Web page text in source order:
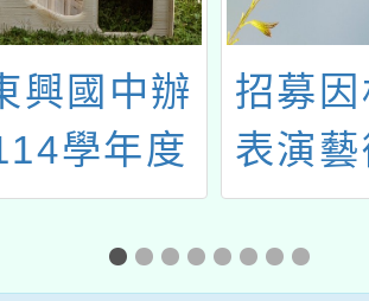
興國中辦
學年度
進學校計
檳害防制
招募
表演
學科
之非